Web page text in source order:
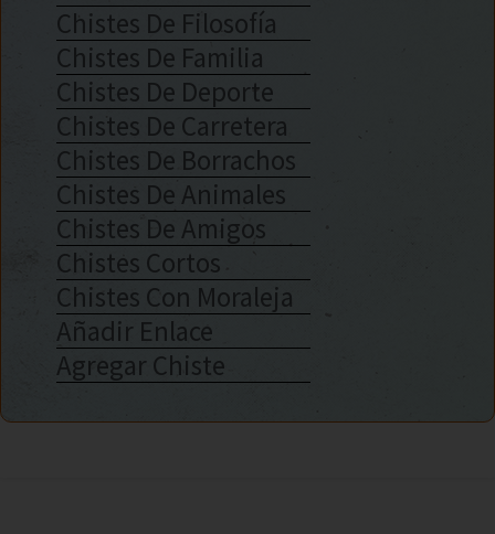
Chistes De Filosofía
Chistes De Familia
Chistes De Deporte
Chistes De Carretera
Chistes De Borrachos
Chistes De Animales
Chistes De Amigos
Chistes Cortos
Chistes Con Moraleja
Añadir Enlace
Agregar Chiste